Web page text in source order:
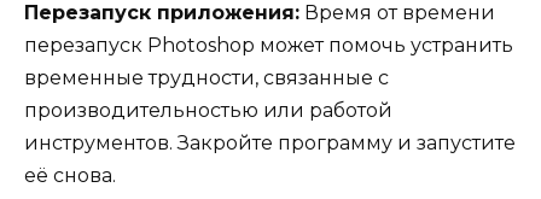
Перезапуск приложения: Время от времени
перезапуск Photoshop может помочь устранить
временные трудности, связанные с
производительностью или работой
инструментов. Закройте программу и запустите
её снова.